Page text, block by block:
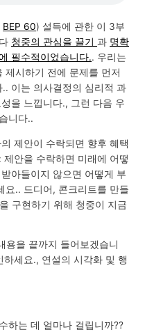
BEP 60) 설득에 관한 이 3부
청중의 관심을 끌기과 명확
필수적이었습니다.. 우리는
제시하기 전에 문제를 먼저
이는 의사결정의 심리적 과
을 느낍니다., 그런 다음 우
니다..
제안이 수락되면 향후 혜택
안을 수락하면 미래에 어떻
아들이지 않으면 어떻게 부
요.. 드디어, 콘크리트를 만들
구현하기 위해 청중이 지금
을 끝까지 들어보겠습니
세요., 연설의 시각화 및 행
하는 데 얼마나 걸립니까??